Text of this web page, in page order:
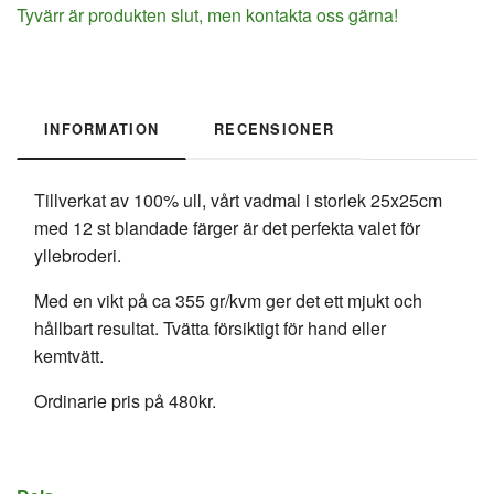
Tyvärr är produkten slut, men kontakta oss gärna!
INFORMATION RECENSIONER
Tillverkat av 100% ull, vårt vadmal i storlek 25x25cm
med 12 st blandade färger är det perfekta valet för
yllebroderi.
Med en vikt på ca 355 gr/kvm ger det ett mjukt och
hållbart resultat. Tvätta försiktigt för hand eller
kemtvätt.
Ordinarie pris på 480kr.